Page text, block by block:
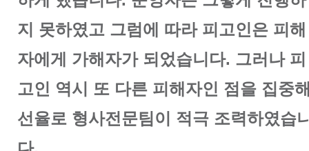
지 못하였고 그럼에 따라 피고인은 피해
자에게 가해자가 되었습니다. 그러나 피
고인 역시 또 다른 피해자인 점을 집중
선율로 형사전문팀이 적극 조력하였습